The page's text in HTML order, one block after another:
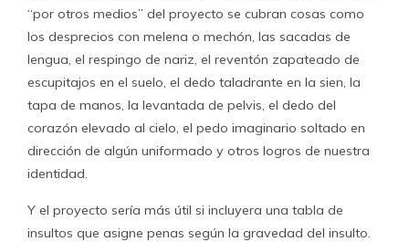
“por otros medios” del proyecto se cubran cosas como
los desprecios con melena o mechón, las sacadas de
lengua, el respingo de nariz, el reventón zapateado de
escupitajos en el suelo, el dedo taladrante en la sien, la
tapa de manos, la levantada de pelvis, el dedo del
corazón elevado al cielo, el pedo imaginario soltado en
dirección de algún uniformado y otros logros de nuestra
identidad.
Y el proyecto sería más útil si incluyera una tabla de
insultos que asigne penas según la gravedad del insulto.